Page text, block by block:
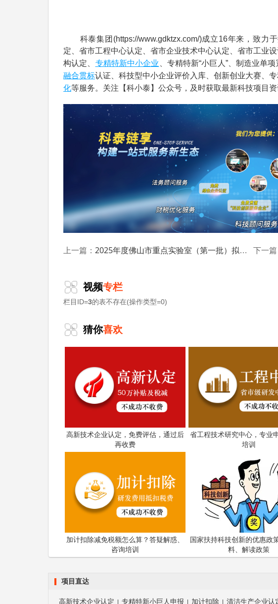
科泰集团(https://www.gdktzx.com/)成立16年来，致力
定、省市工程中心认定、省市企业技术中心认定、省市工业
构认定、 专精特新中小企业 、专精特新“小巨人”、制造业单
融合贯标认证、科技型中小企业评价入库、创新创业大赛、专
化等服务。关注【科小泰】公众号，及时获取最新科技项目资
上一篇： 2025年度佛山市重点实验室（第一批）拟认定清单的公示 下一篇
视频专栏
栏目ID=3的表不存在(操作类型=0)
猜你喜欢
高新技术企业认定，免费评估，通过后
再收费
省工程技术研究中心，专业
培训
加计扣除减免税额怎么算？答疑解惑、
咨询培训
国家扶持科技创新的优惠政
料、解读政策
项目直达
高新技术企业认定 专精特新小巨人申报 加计扣除 清洁生产企业认